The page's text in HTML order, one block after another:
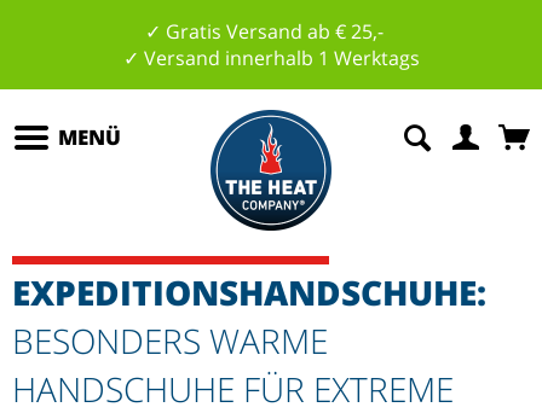
✓ Gratis Versand ab € 25,-
✓ Versand innerhalb 1 Werktags
MENÜ
EXPEDITIONSHANDSCHUHE:
BESONDERS WARME
HANDSCHUHE FÜR EXTREME